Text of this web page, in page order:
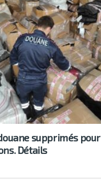
supprimés pour
Détails